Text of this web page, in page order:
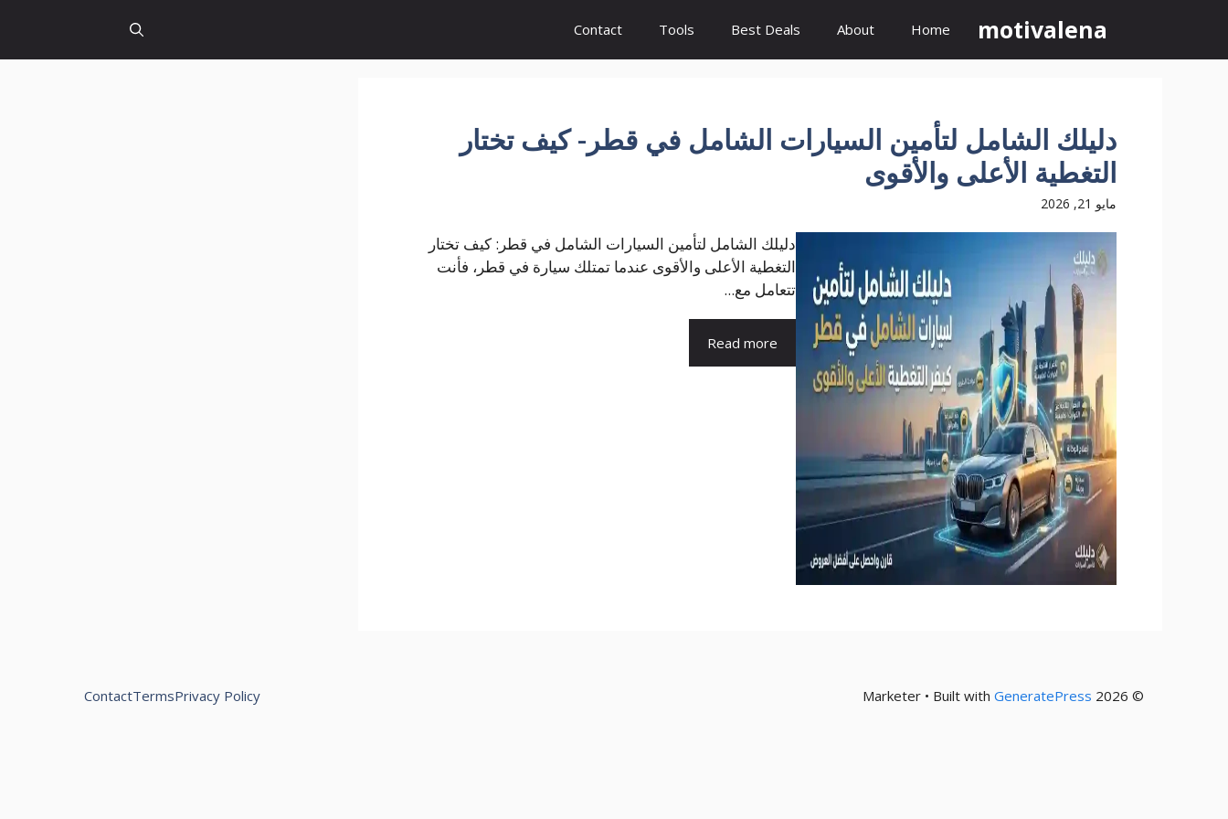
المحتوى
motivalena
Home
About
Best Deals
Tools
Contact
دليلك الشامل لتأمين السيارات الشامل في قطر- كيف تختار
التغطية الأعلى والأقوى
مايو 21, 2026
دليلك الشامل لتأمين السيارات الشامل في قطر: كيف تختار
التغطية الأعلى والأقوى عندما تمتلك سيارة في قطر، فأنت
تتعامل مع...
Read more
© 2026 Marketer • Built with
GeneratePress
Privacy Policy
Terms
Contact